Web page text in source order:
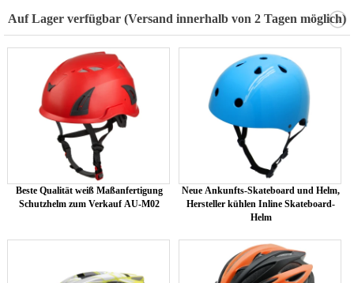
Auf Lager verfügbar (Versand innerhalb von 2 Tagen möglich)
Beste Qualität weiß Maßanfertigung
Schutzhelm zum Verkauf AU-M02
Neue Ankunfts-Skateboard und Helm,
Hersteller kühlen Inline Skateboard-
Helm